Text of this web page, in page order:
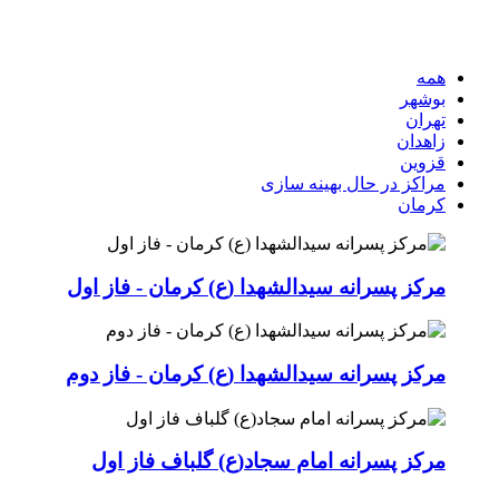
همه
بوشهر
تهران
زاهدان
قزوین
مراکز در حال بهینه سازی
کرمان
مرکز پسرانه سیدالشهدا (ع) کرمان - فاز اول
مرکز پسرانه سیدالشهدا (ع) کرمان - فاز دوم
مرکز پسرانه امام سجاد(ع) گلباف فاز اول